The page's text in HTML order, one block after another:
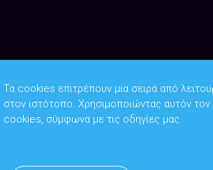
Copyright © 2026Υπουργείο
Τα cookies επιτρέπουν μια σειρά από
στον ιστότοπο. Χρησιμοποιώντας αυτόν
cookies, σύμφωνα με τις οδηγίες μας.